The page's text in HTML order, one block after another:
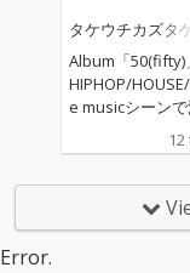
書き下ろされた
／searching for
e」は、プラネ
ムで宇宙飛行を
リーディングと
かな逸品。 小林
ァンの間で人気
タケウチカズタケ
Album「50(fifty)
HIPHOP/
e musicシーン
するキーボーディ
ト・サウンドプ
カズタケの「
t」(2021年作)以
Error.